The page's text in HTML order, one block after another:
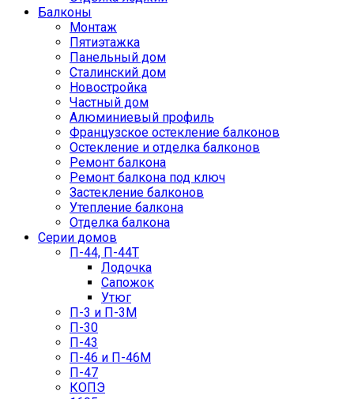
Балконы
Монтаж
Пятиэтажка
Панельный дом
Сталинский дом
Новостройка
Частный дом
Алюминиевый профиль
Французское остекление балконов
Остекление и отделка балконов
Ремонт балкона
Ремонт балкона под ключ
Застекление балконов
Утепление балкона
Отделка балкона
Серии домов
П-44, П-44Т
Лодочка
Сапожок
Утюг
П-3 и П-3М
П-30
П-43
П-46 и П-46М
П-47
КОПЭ